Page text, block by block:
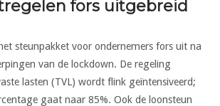
fors uitgebreid
steunpakket voor ondernemers fors uit na
van de lockdown. De regeling
lasten (TVL) wordt flink geïntensiveerd;
gaat naar 85%. Ook de loonsteun